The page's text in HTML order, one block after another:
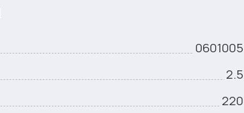
0601005
2.5
220